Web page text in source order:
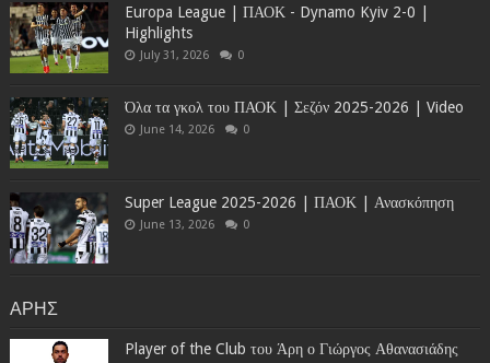
Europa League | ΠΑΟΚ - Dynamo Kyiv 2-0 |
Highlights
July 31, 2026 0
Όλα τα γκολ του ΠΑΟΚ | Σεζόν 2025-2026 | Video
June 14, 2026 0
Super League 2025-2026 | ΠΑΟΚ | Ανασκόπηση
June 13, 2026 0
ΑΡΗΣ
Player of the Club του Άρη ο Γιώργος Αθανασιάδης